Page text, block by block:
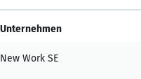
Unternehmen
New Work SE